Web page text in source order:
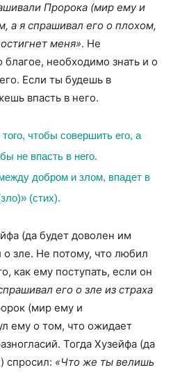
Пророка (мир ему и
а я спрашивал его о плохом,
меня». Не
благое, необходимо знать и о
Если ты будешь в
впасть в него.
чтобы совершить его, а
не впасть в него.
добром и злом, впадет в
(стих).
(да будет доволен им
о зле. Не потому, что любил
как ему поступать, если он
его о зле из страха
(мир ему и
ему о том, что ожидает
Тогда Хузейфа (да
спросил: «Что же ты велишь